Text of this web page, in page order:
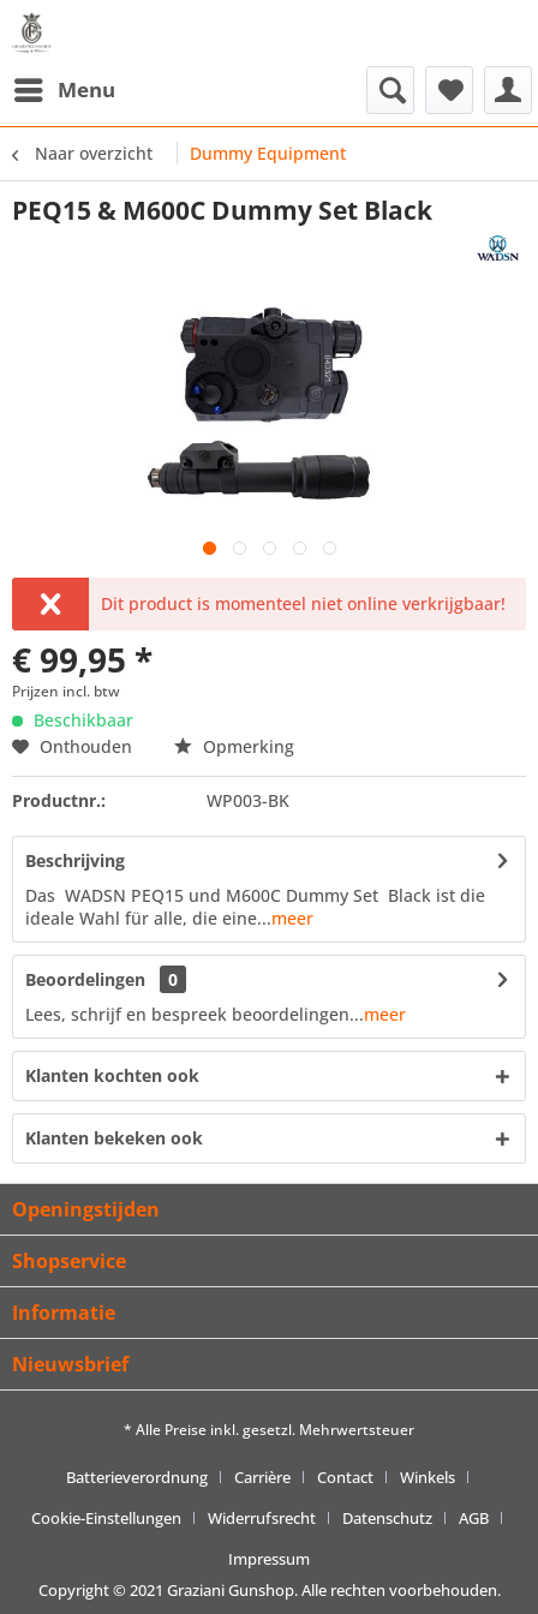
Menu
Naar overzicht Dummy Equipment
PEQ15 & M600C Dummy Set Black
Dit product is momenteel niet online verkrijgbaar!
€ 99,95 *
Prijzen incl. btw
Beschikbaar
Onthouden
Opmerking
Productnr.: WP003-BK
Beschrijving
Das WADSN PEQ15 und M600C Dummy Set Black ist die
ideale Wahl für alle, die eine...meer
Beoordelingen
0
Lees, schrijf en bespreek beoordelingen...meer
Klanten kochten ook
Klanten bekeken ook
Openingstijden
Shopservice
Informatie
Nieuwsbrief
* Alle Preise inkl. gesetzl. Mehrwertsteuer
Batterieverordnung Carrière Contact
Winkels
Cookie-Einstellungen
Widerrufsrecht Datenschutz
AGB
Impressum
Copyright © 2021 Graziani Gunshop. Alle rechten voorbehouden.